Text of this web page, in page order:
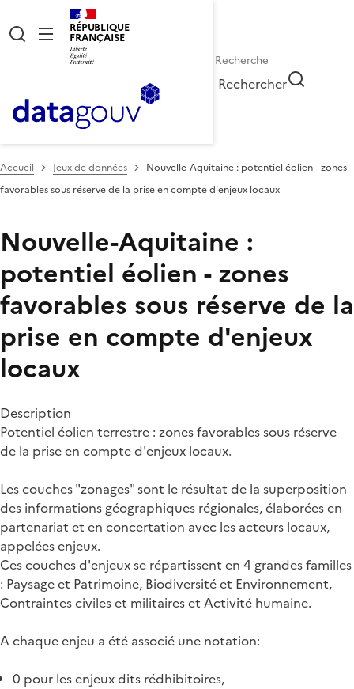
RÉPUBLIQUE
FRANÇAISE
Rechercher
Accueil Jeux de données
Nouvelle-Aquitaine : potentiel éolien - zones
favorables sous réserve de la prise en compte d'enjeux locaux
Nouvelle-Aquitaine :
potentiel éolien - zones
favorables sous réserve de la
prise en compte d'enjeux
locaux
Description
Potentiel éolien terrestre : zones favorables sous réserve
de la prise en compte d'enjeux locaux.
Les couches "zonages" sont le résultat de la superposition
des informations géographiques régionales, élaborées en
partenariat et en concertation avec les acteurs locaux,
appelées enjeux.
Ces couches d'enjeux se répartissent en 4 grandes familles
: Paysage et Patrimoine, Biodiversité et Environnement,
Contraintes civiles et militaires et Activité humaine.
A chaque enjeu a été associé une notation:
0 pour les enjeux dits rédhibitoires,